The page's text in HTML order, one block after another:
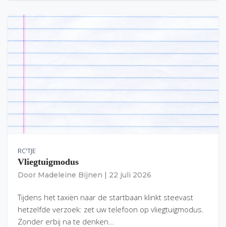
RC'TJE
Vliegtuigmodus
Door Madeleine Bijnen 22 juli 2026
Tijdens het taxiën naar de startbaan klinkt steevast
hetzelfde verzoek: zet uw telefoon op vliegtuigmodus.
Zonder erbij na te denken…